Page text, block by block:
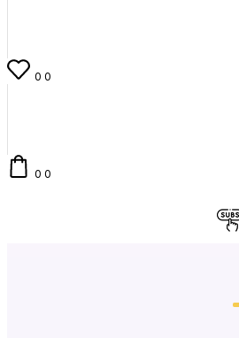
0 0
0 0